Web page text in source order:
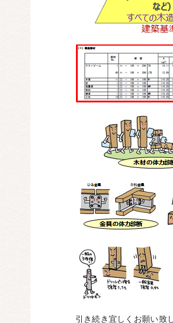
引き続き宜しくお願い致